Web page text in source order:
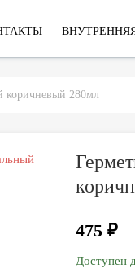
коричневый 280мл
475 ₽
Доступен